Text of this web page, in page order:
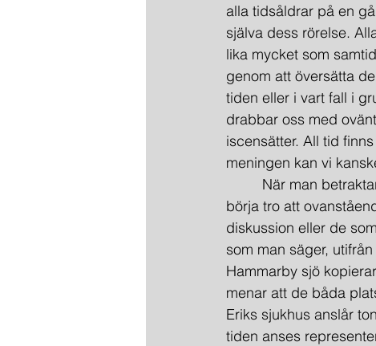
alla tidsåldrar på en
själva dess rörelse.
lika mycket som
genom att översätta
tiden eller i vart fall i
drabbar oss med
iscensätter. All tid
meningen kan vi
När man betraktar
börja tro att
diskussion eller de
som man säger,
Hammarby sjö
menar att de båda
Eriks sjukhus anslår
tiden anses